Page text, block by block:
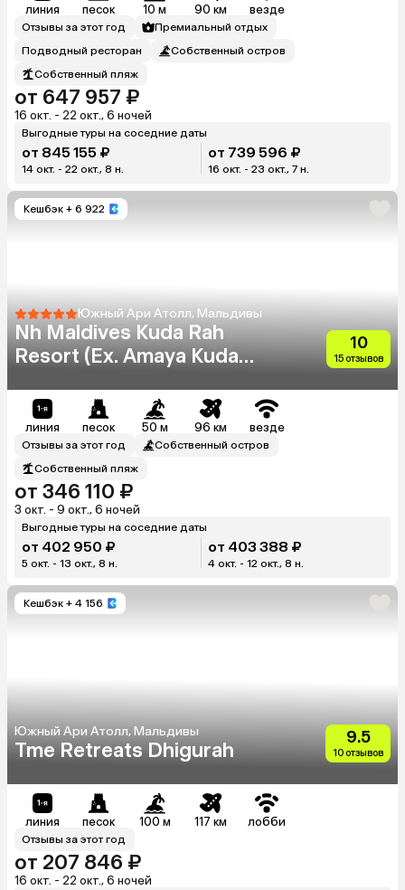
линия песок 10 м 90 км везде
Отзывы за этот год
Премиальный отдых
Подводный ресторан
Собственный остров
Собственный пляж
от 647 957 ₽
16 окт. - 22 окт., 6 ночей
Выгодные туры на соседние даты
от 845 155 ₽
14 окт. - 22 окт., 8 н.
от 739 596 ₽
16 окт. - 23 окт., 7 н.
Кешбэк + 6 922
Южный Ари Атолл, Мальдивы
Nh Maldives Kuda Rah
Resort (Ex. Amaya Kuda
10
15 отзывов
линия песок 50 м 96 км везде
Отзывы за этот год
Собственный остров
Собственный пляж
от 346 110 ₽
3 окт. - 9 окт., 6 ночей
Выгодные туры на соседние даты
от 402 950 ₽
5 окт. - 13 окт., 8 н.
от 403 388 ₽
4 окт. - 12 окт., 8 н.
Кешбэк + 4 156
Южный Ари Атолл, Мальдивы
Tme Retreats Dhigurah
9.5
10 отзывов
линия песок 100 м 117 км лобби
Отзывы за этот год
от 207 846 ₽
16 окт. - 22 окт., 6 ночей